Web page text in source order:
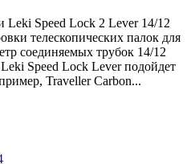
Speed Lock 2 Lever 14/12
телескопических палок для
соединяемых трубок 14/12
Speed Lock Lever подойдет
Traveller Carbon...